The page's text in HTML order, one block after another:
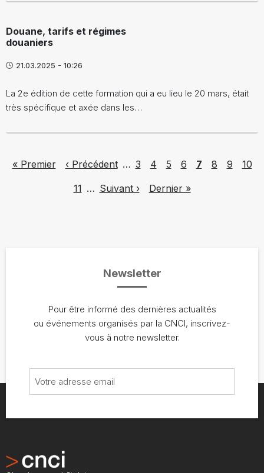
Douane, tarifs et régimes
douaniers
21.03.2025 - 10:26
La 2e édition de cette formation qui a eu lieu le 20 mars, était
très spécifique et axée dans les…
First page
« Premier Previous page
‹ Précédent … Page
3 Page
4 Page
5 Page
6 Page
7 Page
8 Page
9 Page
10
Page
11 … Next page
Suivant › Last page
Dernier »
Newsletter
Pour être informé des dernières actualités
ou événements organisés par la CNCI, inscrivez-
vous à notre newsletter.